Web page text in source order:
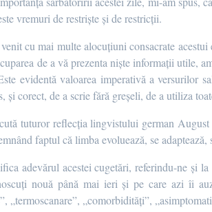
vremuri de restriște și de restricții.
cu mai multe alocuțiuni consacrate
de a vă prezenta niște informații utile,
evidentă valoarea imperativă a versurilor
și corect, de a scrie fără greșeli, de a utiliza
tuturor reflecția lingvistului german
faptul că limba evoluează, se adaptează,
adevărul acestei cugetări, referindu-ne și
nouă până mai ieri și pe care azi îi
„termoscanare”, „comorbidități”,